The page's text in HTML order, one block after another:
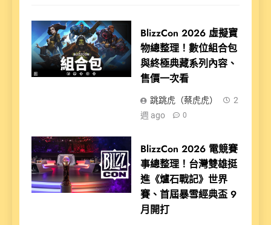
BlizzCon 2026 虛擬寶
物總整理！數位組合包
與終極典藏系列內容、
售價一次看
跳跳虎（蔡虎虎）
2
週 ago
0
BlizzCon 2026 電競賽
事總整理！台灣雙雄挺
進《爐石戰記》世界
賽、首屆暴雪經典盃 9
月開打